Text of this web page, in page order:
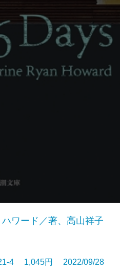
ワード／著、高山祥子
4 1,045円 2022/09/28